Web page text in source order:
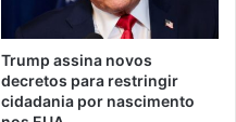
Trump assina novos
decretos para restringir
cidadania por nascimento